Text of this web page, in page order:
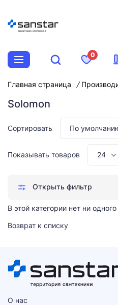
0
Главная страница
Solomon
Сортировать По
Показывать товаров 24
Открыть фильтр
В этой категории нет ни
Возврат к списку
О нас